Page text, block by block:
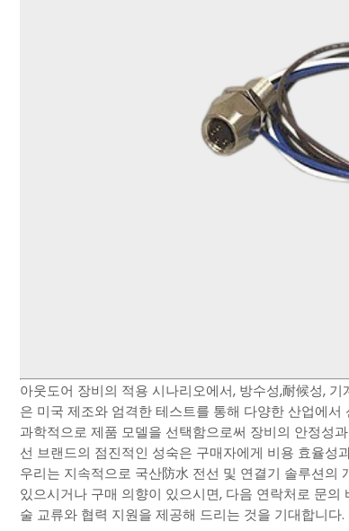
아웃도어 장비의 적용 시나리오에서, 방수성,耐候성,
은 미국 제조와 엄격한 테스트를 통해 다양한 산업에
과학적으로 제품 모델을 선택함으로써 장비의 안정성
선 브랜드의 점진적인 성숙은 구매자에게 비용 효율성
우리는 지속적으로 국산防水 전선 및 연결기 솔루션의
있으시거나 구매 의향이 있으시면, 다음 연락처로 문의
술 교류와 협력 지원을 제공해 드리는 것을 기대합니다.